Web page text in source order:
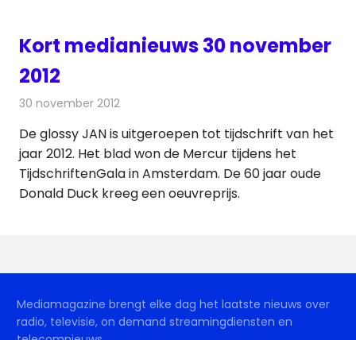
Kort medianieuws 30 november
2012
30 november 2012
De glossy JAN is uitgeroepen tot tijdschrift van het
jaar 2012. Het blad won de Mercur tijdens het
TijdschriftenGala in Amsterdam. De 60 jaar oude
Donald Duck kreeg een oeuvreprijs.
Mediamagazine brengt elke dag het laatste nieuws over
radio, televisie, on demand streamingdiensten en